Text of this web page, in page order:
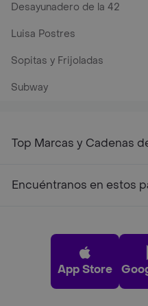
Desayunadero de la 42
Luisa Postres
Sopitas y Frijoladas
Subway
Top Marcas y Cadenas
Encuéntranos en estos
App Store